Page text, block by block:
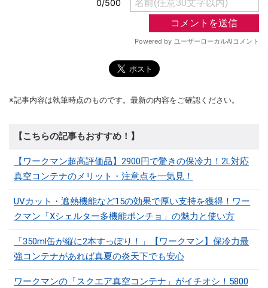
※記事内容は執筆時点のものです。最新の内容をご確認ください。
【こちらの記事もおすすめ！】
【ワークマン超高評価品】2900円で驚きの保冷力！2L対応
真空コンテナのメリット・注意点を一気見！
UVカット・遮熱機能など15の効果で厚い支持を獲得！ワー
クマン「Xシェルター多機能ポンチョ」の魅力と使い方
「350ml缶が縦に2本すっぽり！」【ワークマン】保冷力最
強コンテナがあれば真夏の炎天下でも安心
ワークマンの「スクエア真空コンテナ」がイチオシ！5800